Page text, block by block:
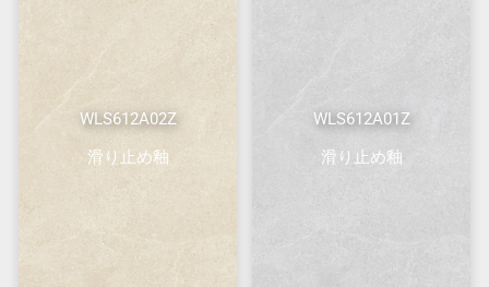
WLS612A02Z
滑り止め釉
WLS612A01Z
滑り止め釉